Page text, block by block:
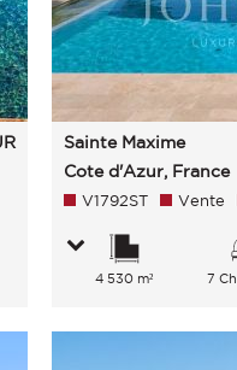
Sainte Maxime
Cote d'Azur, France
V1792ST Vente
4 530 m² 7